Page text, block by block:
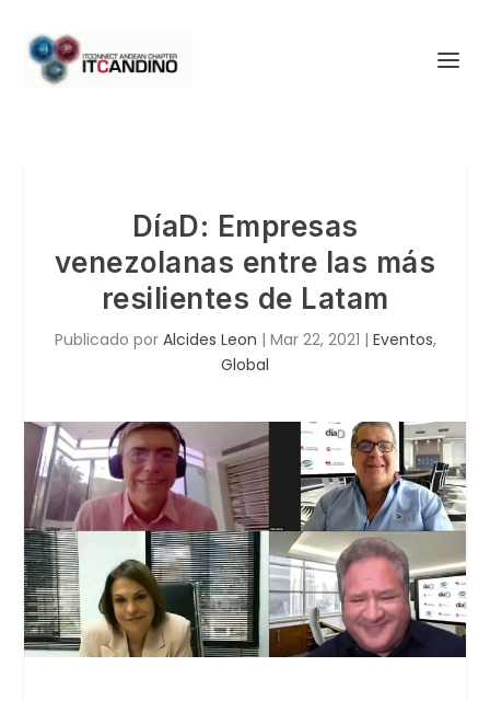
DíaD: Empresas
venezolanas entre las más
resilientes de Latam
Publicado por Alcides Leon | Mar 22, 2021 | Eventos,
Global